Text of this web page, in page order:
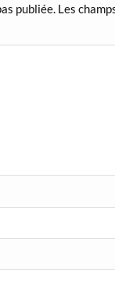
publiée. Les